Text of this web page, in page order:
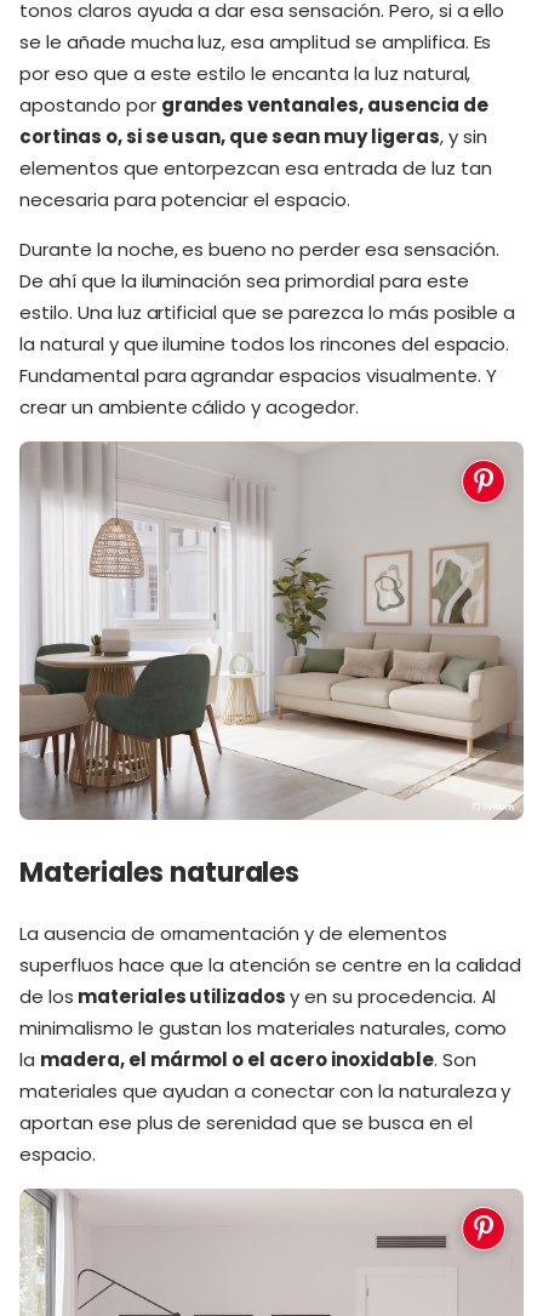
tonos claros ayuda a dar esa sensación. Pero, si a ello
se le añade mucha luz, esa amplitud se amplifica. Es
por eso que a este estilo le encanta la luz natural,
apostando por grandes ventanales, ausencia de
cortinas o, si se usan, que sean muy ligeras, y sin
elementos que entorpezcan esa entrada de luz tan
necesaria para potenciar el espacio.
Durante la noche, es bueno no perder esa sensación.
De ahí que la iluminación sea primordial para este
estilo. Una luz artificial que se parezca lo más posible a
la natural y que ilumine todos los rincones del espacio.
Fundamental para agrandar espacios visualmente. Y
crear un ambiente cálido y acogedor.
Materiales naturales
La ausencia de ornamentación y de elementos
superfluos hace que la atención se centre en la calidad
de los materiales utilizadosy en su procedencia. Al
minimalismo le gustan los materiales naturales, como
la madera, el mármol o el acero inoxidable. Son
materiales que ayudan a conectar con la naturaleza y
aportan ese plus de serenidad que se busca en el
espacio.